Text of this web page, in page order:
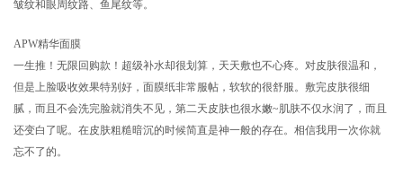
皱纹和眼周纹路、鱼尾纹等。
APW精华面膜
一生推！无限回购款！超级补水却很划算，天天敷也不心疼。对皮肤很温和，
但是上脸吸收效果特别好，面膜纸非常服帖，软软的很舒服。敷完皮肤很细
腻，而且不会洗完脸就消失不见，第二天皮肤也很水嫩~肌肤不仅水润了，而且
还变白了呢。在皮肤粗糙暗沉的时候简直是神一般的存在。相信我用一次你就
忘不了的。